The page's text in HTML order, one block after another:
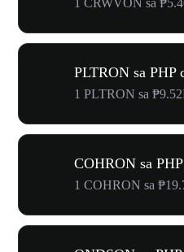
PLTRON sa PHP
1 PLTRON sa
COHRON sa
1 COHRON sa